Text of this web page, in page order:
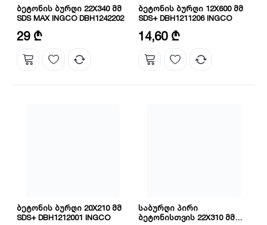
ბეტონის ბურღი 22X340 მმ
SDS MAX INGCO DBH1242202
დიამეტრი: 22 მმ
სიგრძე: 340 მმ
29 ₾
ბეტონის ბურღი 12X600 მმ
SDS+ DBH1211206 INGCO
დიამეტრი: 12 მმ
სიგრძე: 600 მმ
14,60 ₾
ბეტონის ბურღი 20X210 მმ
SDS+ DBH1212001 INGCO
საბურღი პირი
ბეტონისთვის 22X310 მმ